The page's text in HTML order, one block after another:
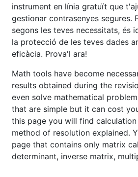
instrument en línia gratuït que
gestionar contrasenyes segures.
segons les teves necessitats, és
la protecció de les teves dades
eficàcia. Prova'l ara!
Math tools have become
results obtained during the
even solve mathematical
that are simple but it can cost
this page you will find
method of resolution explained.
page that contains only matrix
determinant, inverse matrix,